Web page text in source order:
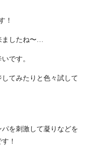
！
ましたね〜…
です。
てみたりと色々試して
を刺激して凝りなどを
！